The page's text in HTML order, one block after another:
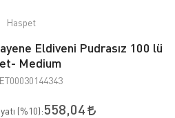
Haspet
Eldiveni Pudrasız 100 lü
Medium
(%10):558,04